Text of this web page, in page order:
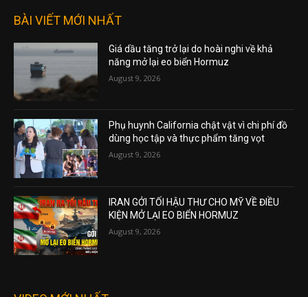
BÀI VIẾT MỚI NHẤT
Giá dầu tăng trở lại do hoài nghi về khả
năng mở lại eo biển Hormuz
August 9, 2026
Phụ huynh California chật vật vì chi phí đồ
dùng học tập và thực phẩm tăng vọt
August 9, 2026
IRAN GỞI TỐI HẬU THƯ CHO MỸ VỀ ĐIỀU
KIỆN MỞ LẠI EO BIỂN HORMUZ
August 9, 2026